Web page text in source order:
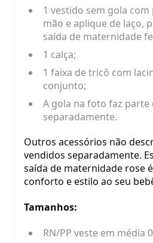
1 vestido sem gola
mão e aplique de laço,
saída de maternidade
1 calça;
1 faixa de tricô com
conjunto;
A gola na foto faz
separadamente.
Outros acessórios não
vendidos separadamente.
saída de maternidade rose
conforto e estilo ao seu
Tamanhos:
RN/PP veste em média